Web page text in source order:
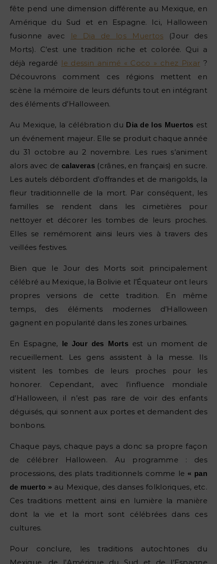
fête pend une dimension différente au Mexique, en
Amérique du Sud et en Espagne. Ici, Halloween
fusionne avec
le Dia de los Muertos (Jour des
Morts). C’est une tradition riche et colorée. Qui a
déjà regardé le dessin animé « Coco » chez Pixar ?
Découvrons comment ces régions mettent en
scène la mémoire de leurs défunts tout en intégrant
des éléments d’Halloween.
Au Mexique, la célébration du Dia de los Muertos est
un événement majeur. Elle se produit chaque année
du 31 octobre au 2 novembre. Les rues s’animent
alors avec decalaveras(crânes, en français) en sucre.
Les autels débordent d’offrandes et de marigolds, la
fleur traditionnelle de la mort. Par conséquent, les
familles se rendent dans les cimetières pour
nettoyer et décorer les tombes de leurs proches.
Elles se remémorent ainsi leurs vies à travers des
veillées festives.
Bien que le Jour des Morts soit principalement
célébré au Mexique, la Bolivie et l’Équateur ont leurs
propres versions de cette tradition. En même
temps, des éléments modernes d’Halloween
gagnent en popularité dans les zones urbaines.
En Espagne, le Jour des Morts est un moment de
recueillement. Les gens assistent à la messe. Ils
visitent les tombes de leurs proches pour les
honorer. Cependant, avec l’influence mondiale
d’Halloween, il n’est pas rare de voir des enfants
déguisés, qui sonnent aux portes et demandent des
bonbons.
Chaque pays, chaque pays a donc sa propre façon
de célébrer Halloween. Au programme : des
processions, des plats traditionnels comme le « pan
de muerto » au Mexique, des danses folkloriques, etc.
Ces traditions mettent ainsi en lumière la manière
dont la vie et la mort sont célébrées dans ces
cultures.
Pour conclure, les traditions autochtones du